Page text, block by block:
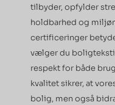
tilbyder, opfylder
holdbarhed og
certificeringer
vælger du
respekt for både
kvalitet sikrer, at
bolig, men også